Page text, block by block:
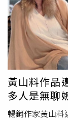
或低潮時期閱
把書帶回家，才
分享得獎喜悅，
持」，他為了讓
翻閱，他的所有
大家都能在店裡
山料近年來在網
文字，但近期網
批評，直指其寫
容其為「史上
黃山料作品
多人是無聊
暢銷作家黃山料